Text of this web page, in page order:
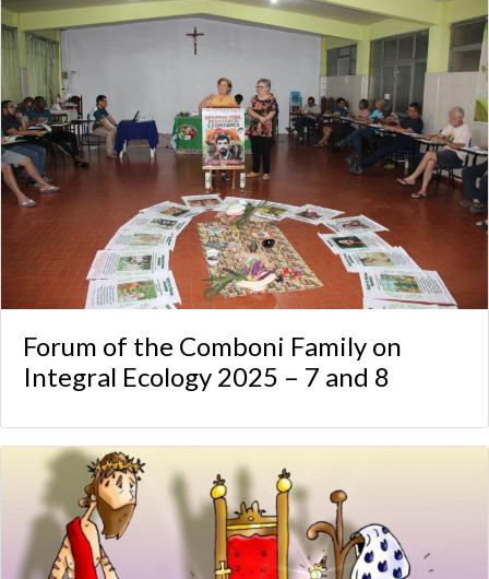
Forum of the Comboni Family on
Integral Ecology 2025 – 7 and 8